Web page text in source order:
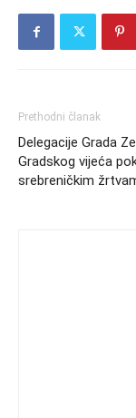
Prethodni članak
Delegacije Grada
Gradskog vijeća
srebreničkim